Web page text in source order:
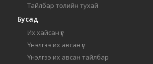
Тайлбар толийн тухай
Бусад
Их хайсан үг
Үнэлгээ их авсан үг
Үнэлгээ их авсан тайлбар